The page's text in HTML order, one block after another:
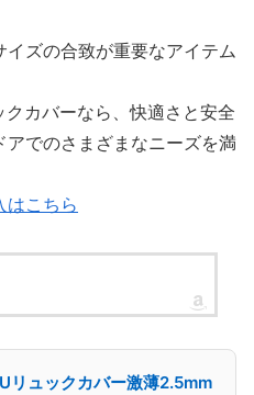
イズの合致が重要なアイテム
カバーなら、快適さと安全
でのさまざまなニーズを満
はこちら
リュックカバー激薄2.5mm